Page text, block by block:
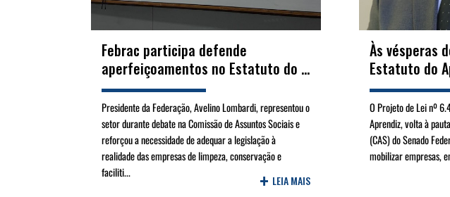
Febrac participa defende
aperfeiçoamentos no Estatuto do ...
Presidente da Federação, Avelino Lombardi, representou o
setor durante debate na Comissão de Assuntos Sociais e
reforçou a necessidade de adequar a legislação à
realidade das empresas de limpeza, conservação e
faciliti...
+ LEIA MAIS
Às vésperas
Estatuto do
O Projeto de Lei nº
Aprendiz, volta à
(CAS) do Senado
mobilizar empresas,